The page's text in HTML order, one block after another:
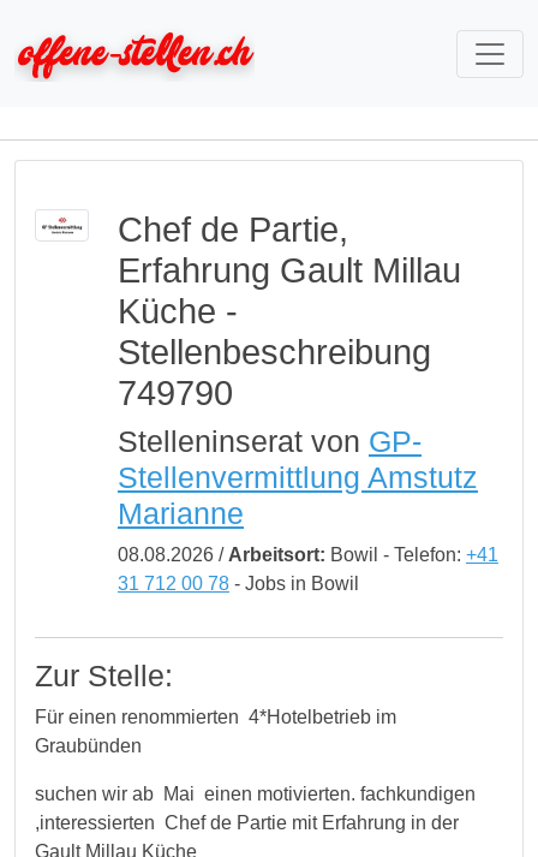
Chef de Partie,
Erfahrung Gault Millau
Küche -
Stellenbeschreibung
749790
Stelleninserat von GP-
Stellenvermittlung Amstutz
Marianne
08.08.2026 / Arbeitsort: Bowil - Telefon: +41
31 712 00 78- Jobs in Bowil
Zur Stelle:
Für einen renommierten 4*Hotelbetrieb im
Graubünden
suchen wir ab Mai einen motivierten. fachkundigen
,interessierten Chef de Partie mit Erfahrung in der
Gault Millau Küche